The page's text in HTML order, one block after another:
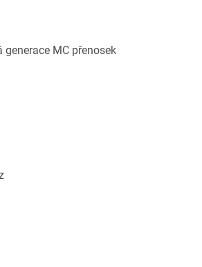
MC přenosek